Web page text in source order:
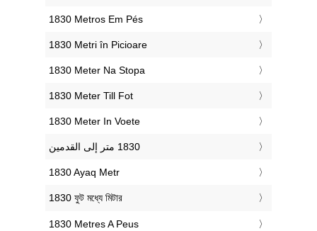
‎1830 Metros Em Pés
‎1830 Metri în Picioare
‎1830 Meter Na Stopa
‎1830 Meter Till Fot
‎1830 Meter In Voete
‎1830 Ayaq Metr
‎1830 ফুট মধ্যে মিটার
‎1830 Metres A Peus